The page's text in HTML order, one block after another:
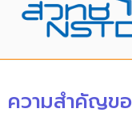
ความสำคัญข